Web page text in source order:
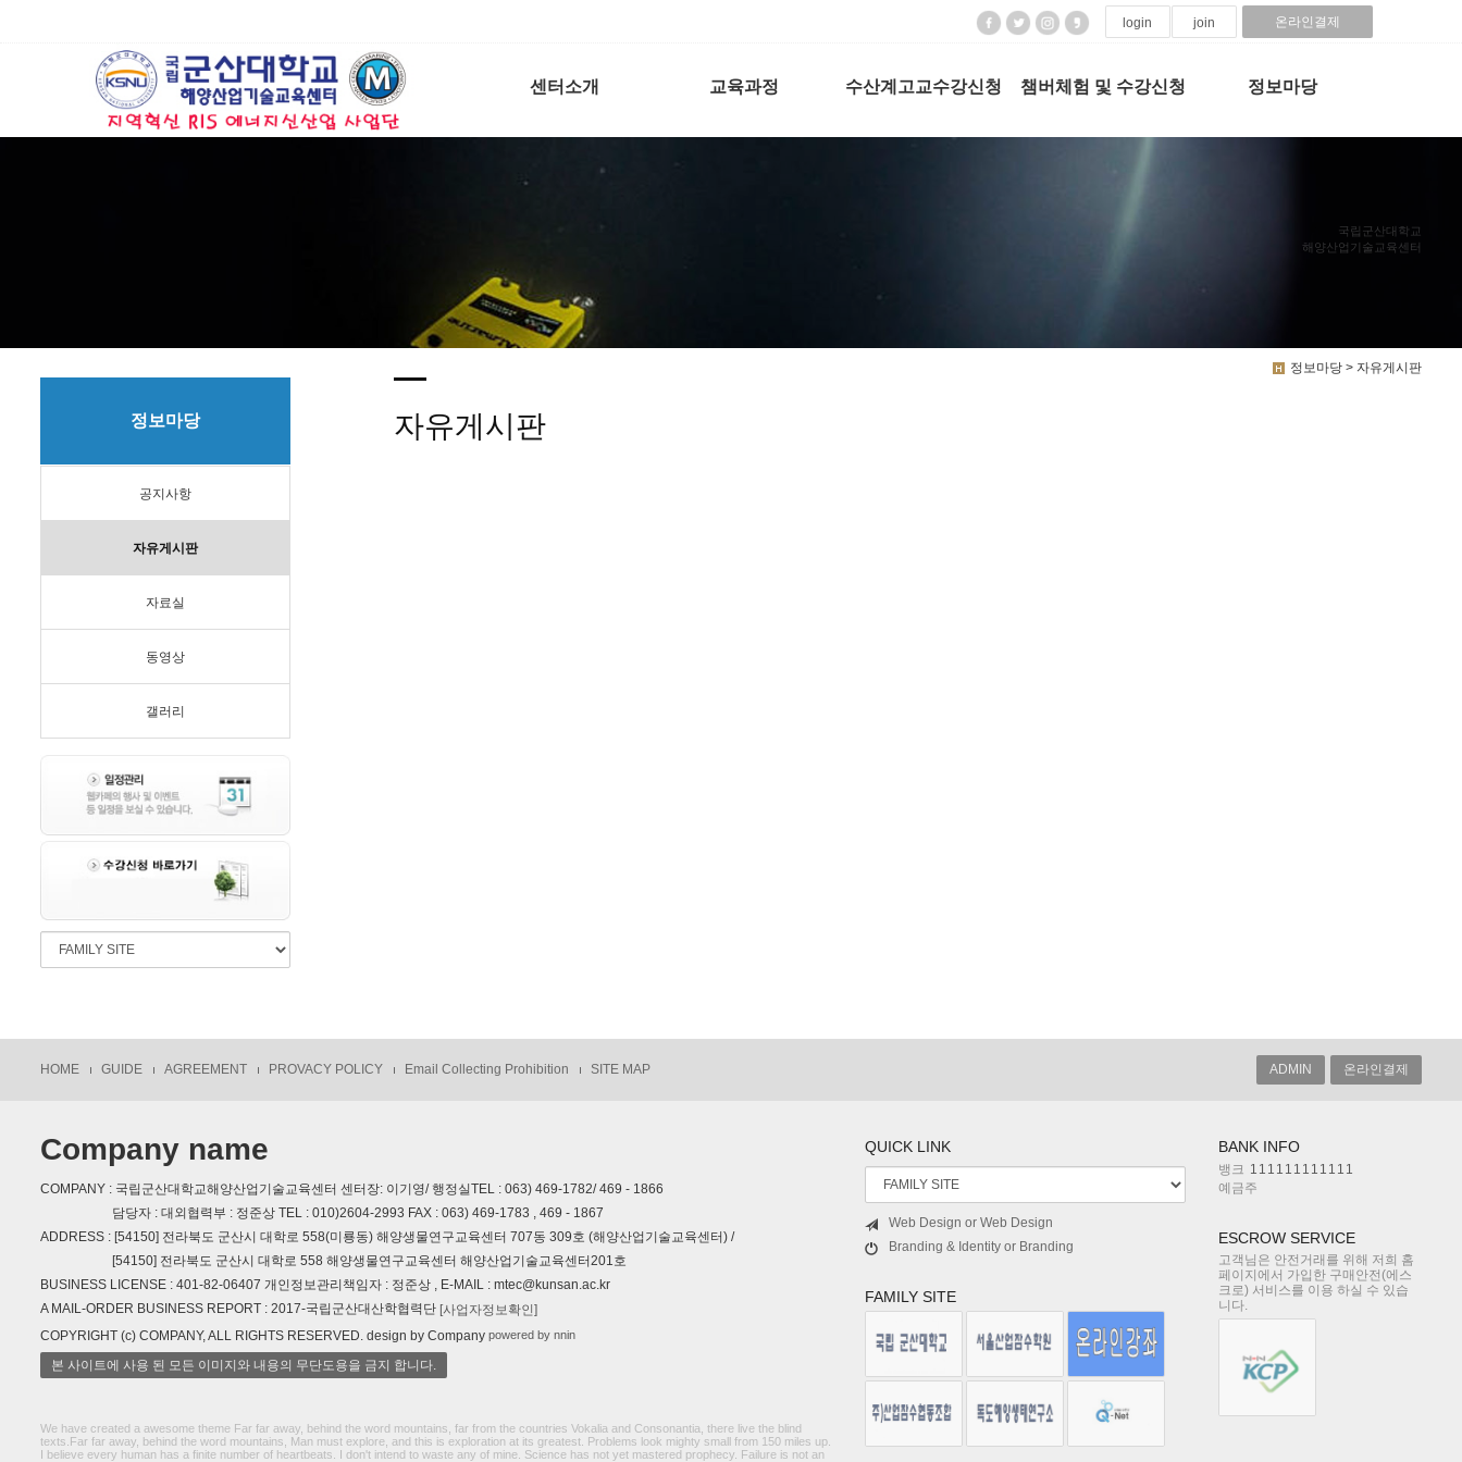
login join 온라인결제
센터소개 교육과정 수산계고교수강신청 챔버체험 및 수강신청 정보마당
국립군산대학교
해양산업기술교육센터
정보마당 > 자유게시판
정보마당
공지사항
자유게시판
자료실
동영상
갤러리
자유게시판
HOME GUIDE AGREEMENT PROVACY POLICY Email Collecting Prohibition SITE MAP ADMIN 온라인결제
Company name
COMPANY : 국립군산대학교해양산업기술교육센터 센터장: 이기영/ 행정실TEL : 063) 469-1782/ 469 - 1866
담당자 : 대외협력부 : 정준상 TEL : 010)2604-2993 FAX : 063) 469-1783 , 469 - 1867
ADDRESS : [54150] 전라북도 군산시 대학로 558(미룡동) 해양생물연구교육센터 707동 309호 (해양산업기술교육센터) /
[54150] 전라북도 군산시 대학로 558 해양생물연구교육센터 해양산업기술교육센터201호
BUSINESS LICENSE : 401-82-06407 개인정보관리책임자 : 정준상 , E-MAIL : mtec@kunsan.ac.kr
A MAIL-ORDER BUSINESS REPORT : 2017-국립군산대산학협력단 [사업자정보확인]
COPYRIGHT (c) COMPANY, ALL RIGHTS RESERVED. design by Company powered by nnin
본 사이트에 사용 된 모든 이미지와 내용의 무단도용을 금지 합니다.
We have created a awesome theme Far far away, behind the word mountains, far from the countries Vokalia and Consonantia, there live the blind
texts.Far far away, behind the word mountains, Man must explore, and this is exploration at its greatest. Problems look mighty small from 150 miles up.
I believe every human has a finite number of heartbeats. I don't intend to waste any of mine. Science has not yet mastered prophecy. Failure is not an
QUICK LINK
Web Design or Web Design
Branding & Identity or Branding
FAMILY SITE
BANK INFO
뱅크 111111111111
예금주
ESCROW SERVICE
고객님은 안전거래를 위해 저희 홈
페이지에서 가입한 구매안전(에스
크로) 서비스를 이용 하실 수 있습
니다.